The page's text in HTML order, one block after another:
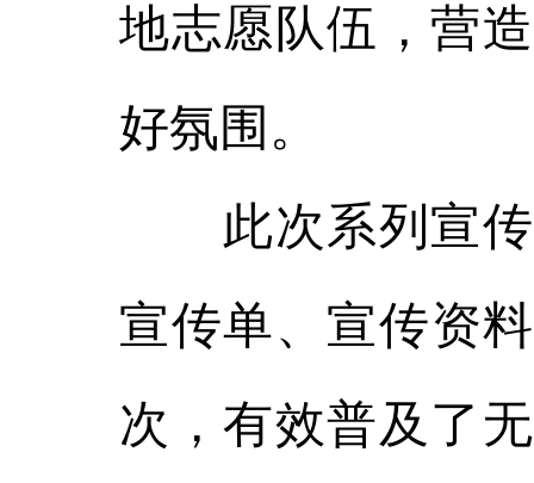
地志愿队伍，营
好氛围。
此次系列宣传
宣传单、宣传资
次，有效普及了